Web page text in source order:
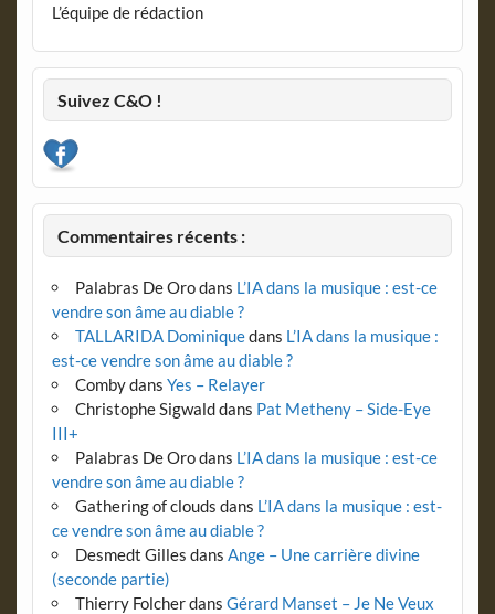
L’équipe de rédaction
Suivez C&O !
Commentaires récents :
Palabras De Orodans L’IA dans la musique : est-ce
vendre son âme au diable ?
TALLARIDA Dominiquedans L’IA dans la musique :
est-ce vendre son âme au diable ?
Combydans Yes – Relayer
Christophe Sigwalddans Pat Metheny – Side-Eye
III+
Palabras De Orodans L’IA dans la musique : est-ce
vendre son âme au diable ?
Gathering of clouds dans L’IA dans la musique : est-
ce vendre son âme au diable ?
Desmedt Gilles dans Ange – Une carrière divine
(seconde partie)
Thierry Folcherdans Gérard Manset – Je Ne Veux